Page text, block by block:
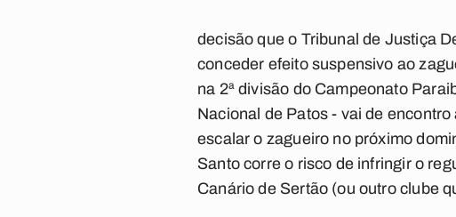
decisão que o Tribunal de Justiça
conceder efeito suspensivo ao
na 2ª divisão do Campeonato
Nacional de Patos - vai de
escalar o zagueiro no próximo
Santo corre o risco de infringir o
Canário de Sertão (ou outro clube